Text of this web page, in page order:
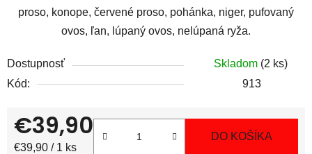
proso, konope, červené proso, pohánka, niger, pufovaný
ovos, ľan, lúpaný ovos, nelúpaná ryža.
Dostupnosť Skladom (2 ks)
Kód:
913
€39,90
Jednotková cena:
€39,90 / 1 ks
DO KOŠÍKA